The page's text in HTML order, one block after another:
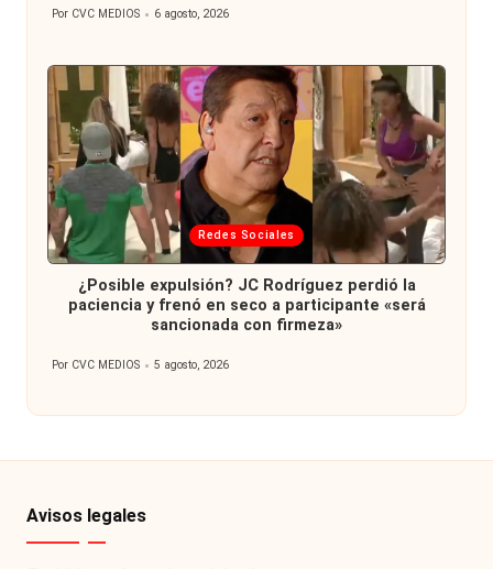
Publicado
Por CVC MEDIOS 6 agosto, 2026
Publicada
en
Redes Sociales
¿Posible expulsión? JC Rodríguez perdió la
paciencia y frenó en seco a participante «será
sancionada con firmeza»
Publicado
Por CVC MEDIOS 5 agosto, 2026
Avisos legales